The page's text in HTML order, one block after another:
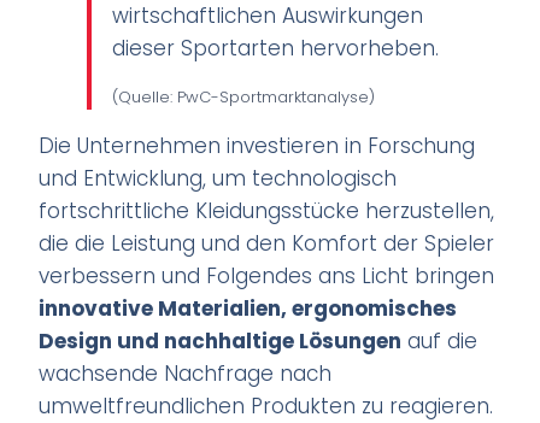
wirtschaftlichen Auswirkungen
dieser Sportarten hervorheben.
(Quelle: PwC-Sportmarktanalyse)
Die Unternehmen investieren in Forschung
und Entwicklung, um technologisch
fortschrittliche Kleidungsstücke herzustellen,
die die Leistung und den Komfort der Spieler
verbessern und Folgendes ans Licht bringen
innovative Materialien, ergonomisches
Design und nachhaltige Lösungen auf die
wachsende Nachfrage nach
umweltfreundlichen Produkten zu reagieren.